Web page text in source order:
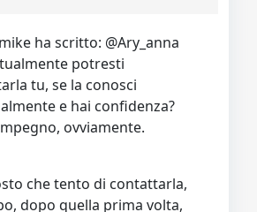
ha scritto: @Ary_anna
potresti
tu, se la conosci
e hai confidenza?
ovviamente.
che tento di contattarla,
dopo quella prima volta,